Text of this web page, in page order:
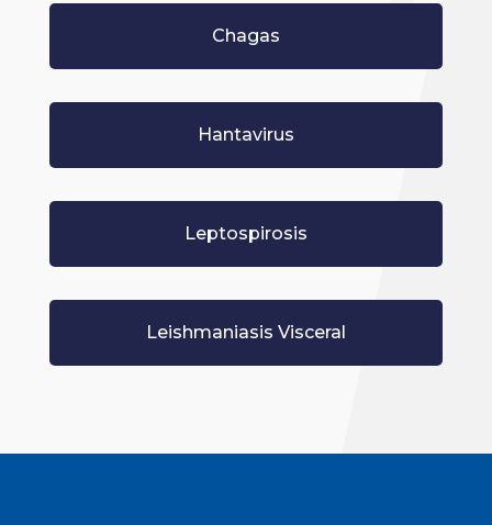
Chagas
Hantavirus
Leptospirosis
Leishmaniasis Visceral